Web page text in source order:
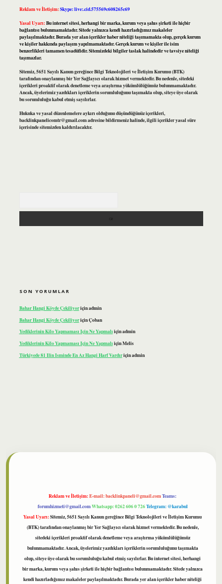
Reklam ve İletişim:Skype: live:.cid.575569c608265c69
Yasal Uyarı:Bu internet sitesi, herhangi bir marka, kurum veya şahıs şirketi ile hiçbir
bağlantısı bulunmamaktadır. Sitede yalnızca kendi hazırladığımız makaleler
paylaşılmaktadır. Burada yer alan içerikler haber niteliği taşımamakta olup, gerçek kurum
ve kişiler hakkında paylaşım yapılmamaktadır. Gerçek kurum ve kişiler ile isim
benzerlikleri tamamen tesadüfidir. Sitemizdeki bilgiler taslak halindedir ve tavsiye niteliği
taşımazlar.
Sitemiz, 5651 Sayılı Kanun gereğince Bilgi Teknolojileri ve İletişim Kurumu (BTK)
tarafından onaylanmış bir Yer Sağlayıcı olarak hizmet vermektedir. Bu nedenle, sitedeki
içerikleri proaktif olarak denetleme veya araştırma yükümlülüğümüz bulunmamaktadır.
Ancak, üyelerimiz yazdıkları içeriklerin sorumluluğunu taşımakta olup, siteye üye olarak
bu sorumluluğu kabul etmiş sayılırlar.
Hukuka ve yasal düzenlemelere aykırı olduğunu düşündüğünüz içerikleri,
backlinkpanelicomtr@gmail.comadresine bildirmeniz halinde, ilgili içerikler yasal süre
içerisinde sitemizden kaldırılacaktır.
SON YORUMLAR
Bahar Hangi Köyde Çekiliyoriçinadmin
Bahar Hangi Köyde ÇekiliyoriçinÇoban
Yediklerinin Kilo Yapmaması Için Ne Yapmalıiçinadmin
Yediklerinin Kilo Yapmaması Için Ne YapmalıiçinMelis
Türkiyede 81 Ilin Isminde En Az Hangi Harf Vardıriçinadmin
Reklam ve İletişim:E-mail:backlinkpaneli@gmail.comTeams:
forumhizmeti@gmail.comWhatsapp: 0262 606 0 726Telegram: @karabul
Yasal Uyarı:Sitemiz, 5651 Sayılı Kanun gereğince Bilgi Teknolojileri ve İletişim Kurumu
(BTK) tarafından onaylanmış bir Yer Sağlayıcı olarak hizmet vermektedir. Bu nedenle,
sitedeki içerikleri proaktif olarak denetleme veya araştırma yükümlülüğümüz
bulunmamaktadır. Ancak, üyelerimiz yazdıkları içeriklerin sorumluluğunu taşımakta
olup, siteye üye olarak bu sorumluluğu kabul etmiş sayılırlar. Bu internet sitesi, herhangi
bir marka, kurum veya şahıs şirketi ile hiçbir bağlantısı bulunmamaktadır. Sitede yalnızca
kendi hazırladığımız makaleler paylaşılmaktadır. Burada yer alan içerikler haber niteliği